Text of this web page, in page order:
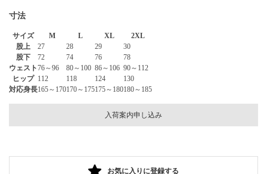
入荷案内申し込み
寸法
サイズ M L XL
2XL
股上
27 28 29
30
股下
72 74 76
78
ウェスト76～96 80～100 86～106 90～112
ヒップ 112 118 124
130
対応身長165～170170～175175～180180～185
お気に入りに登録する